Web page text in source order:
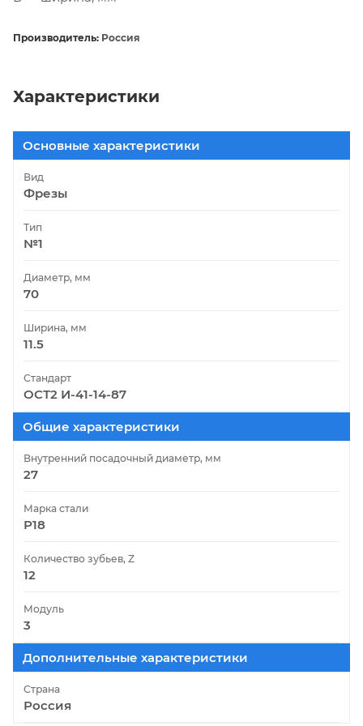
Производитель: Россия
Характеристики
Основные характеристики
Вид
Фрезы
Тип
№1
Диаметр, мм
70
Ширина, мм
11.5
Стандарт
ОСТ2 И-41-14-87
Общие характеристики
Внутренний посадочный диаметр, мм
27
Марка стали
Р18
Количество зубьев, Z
12
Модуль
3
Дополнительные характеристики
Страна
Россия